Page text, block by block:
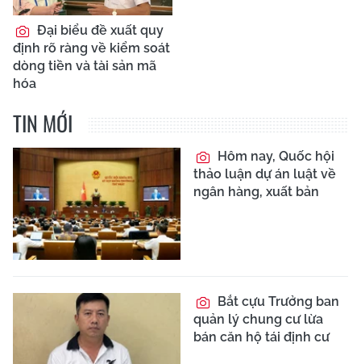
Đại biểu đề xuất quy
định rõ ràng về kiểm soát
dòng tiền và tài sản mã
hóa
TIN MỚI
Hôm nay, Quốc hội
thảo luận dự án luật về
ngân hàng, xuất bản
Bắt cựu Trưởng ban
quản lý chung cư lừa
bán căn hộ tái định cư